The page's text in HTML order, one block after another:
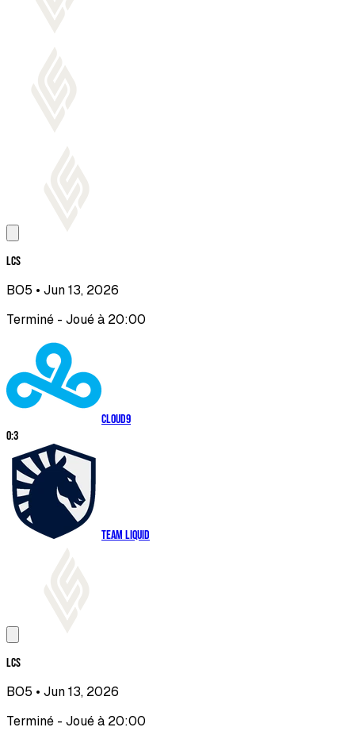
LCS
BO5 • Jun 13, 2026
Terminé - Joué à 20:00
Cloud9
0:3
Team Liquid
LCS
BO5 • Jun 13, 2026
Terminé - Joué à 20:00